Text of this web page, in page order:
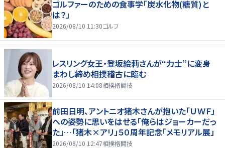
ゴルファーのための食事学「炭水化物(糖質)と
は？」
2026/08/10 11:30ゴルフ
レスリング女王・登坂絵莉さんが“力士”に変身
まわし締め相撲稽古に臨む
2026/08/10 14:08相撲格闘技
前田日明、アントニオ猪木さんが抱いた「ＵＷＦ」
への姿勢に思いをはせる「俺らはジョーカーだっ
た」…「猪木×アリ」５０周年記念「メモリアル展」
2026/08/10 12:47相撲格闘技